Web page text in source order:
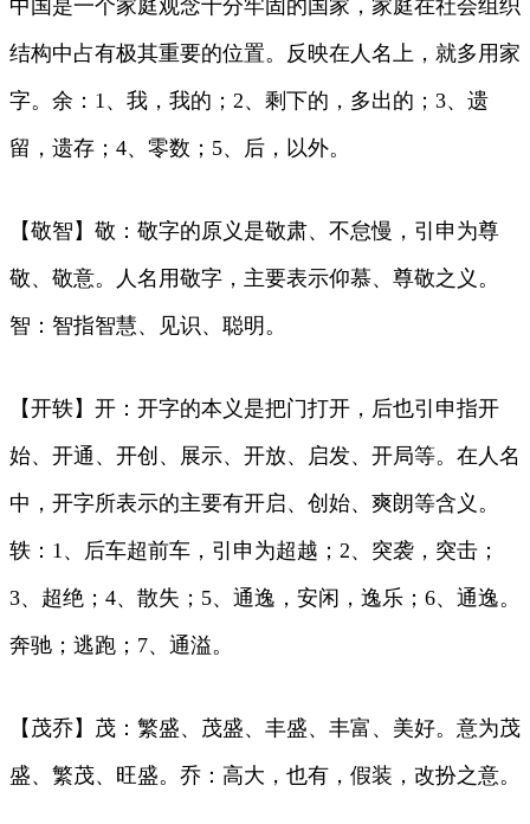
中国是一个家庭观念十分牢固的国家，家庭在社会组织
结构中占有极其重要的位置。反映在人名上，就多用家
字。余：1、我，我的；2、剩下的，多出的；3、遗
留，遗存；4、零数；5、后，以外。
【敬智】敬：敬字的原义是敬肃、不怠慢，引申为尊
敬、敬意。人名用敬字，主要表示仰慕、尊敬之义。
智：智指智慧、见识、聪明。
【开轶】开：开字的本义是把门打开，后也引申指开
始、开通、开创、展示、开放、启发、开局等。在人名
中，开字所表示的主要有开启、创始、爽朗等含义。
轶：1、后车超前车，引申为超越；2、突袭，突击；
3、超绝；4、散失；5、通逸，安闲，逸乐；6、通逸。
奔驰；逃跑；7、通溢。
【茂乔】茂：繁盛、茂盛、丰盛、丰富、美好。意为茂
盛、繁茂、旺盛。乔：高大，也有，假装，改扮之意。